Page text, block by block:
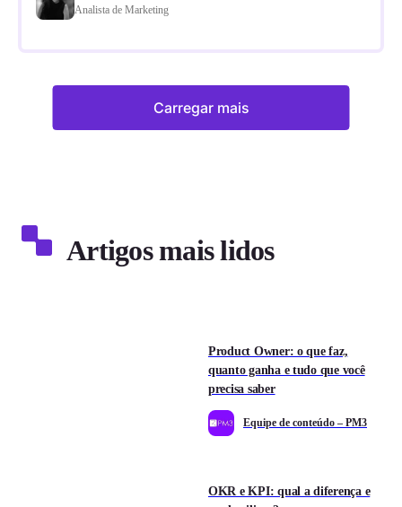
Analista de Marketing
Carregar mais
Artigos mais lidos
Product Owner: o que faz,
quanto ganha e tudo que você
precisa saber
Equipe de conteúdo – PM3
OKR e KPI: qual a diferença e